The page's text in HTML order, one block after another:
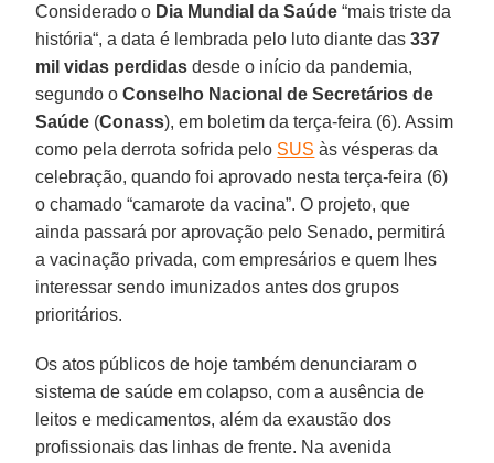
Considerado o Dia Mundial da Saúde “mais triste da
história“, a data é lembrada pelo luto diante das337
mil vidas perdidas desde o início da pandemia,
segundo oConselho Nacional de Secretários de
Saúde (Conass), em boletim da terça-feira (6). Assim
como pela derrota sofrida pelo SUS às vésperas da
celebração, quando foi aprovado nesta terça-feira (6)
o chamado “camarote da vacina”. O projeto, que
ainda passará por aprovação pelo Senado, permitirá
a vacinação privada, com empresários e quem lhes
interessar sendo imunizados antes dos grupos
prioritários.
Os atos públicos de hoje também denunciaram o
sistema de saúde em colapso, com a ausência de
leitos e medicamentos, além da exaustão dos
profissionais das linhas de frente. Na avenida